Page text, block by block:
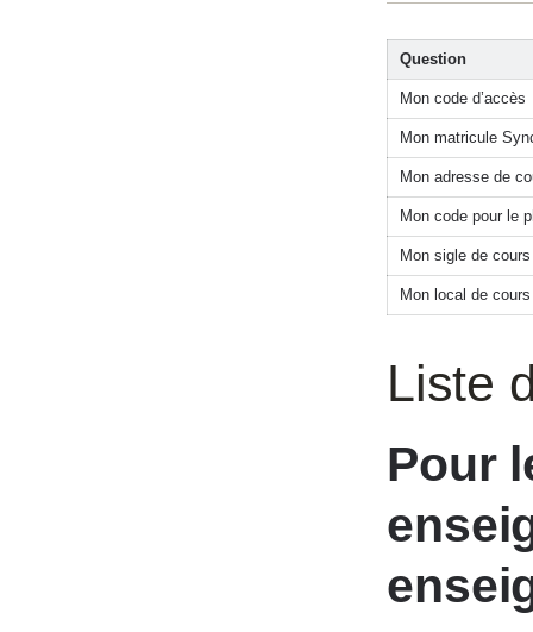
Question
Mon code d’accès
Mon matricule
Mon adresse de
Mon code pour le
Mon sigle de cours
Mon local de cours
Liste
Pour